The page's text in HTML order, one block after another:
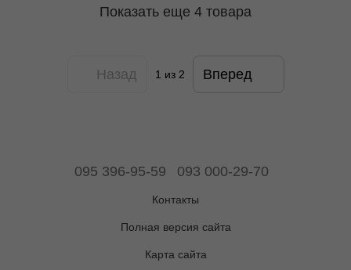
Показать еще 4 товара
Назад 1 из 2 Вперед
095 396-95-59 093 000-29-70
Контакты
Полная версия сайта
Карта сайта